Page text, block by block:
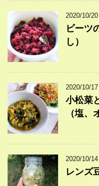
2020/10/20
ビーツ
し）
2020/10/17
小松菜
（塩、
2020/10/14
レンズ